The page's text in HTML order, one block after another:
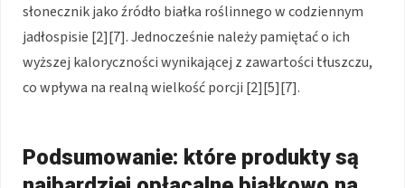
słonecznik jako źródło białka roślinnego w codziennym
jadłospisie [2][7]. Jednocześnie należy pamiętać o ich
wyższej kaloryczności wynikającej z zawartości tłuszczu,
co wpływa na realną wielkość porcji [2][5][7].
Podsumowanie: które produkty są